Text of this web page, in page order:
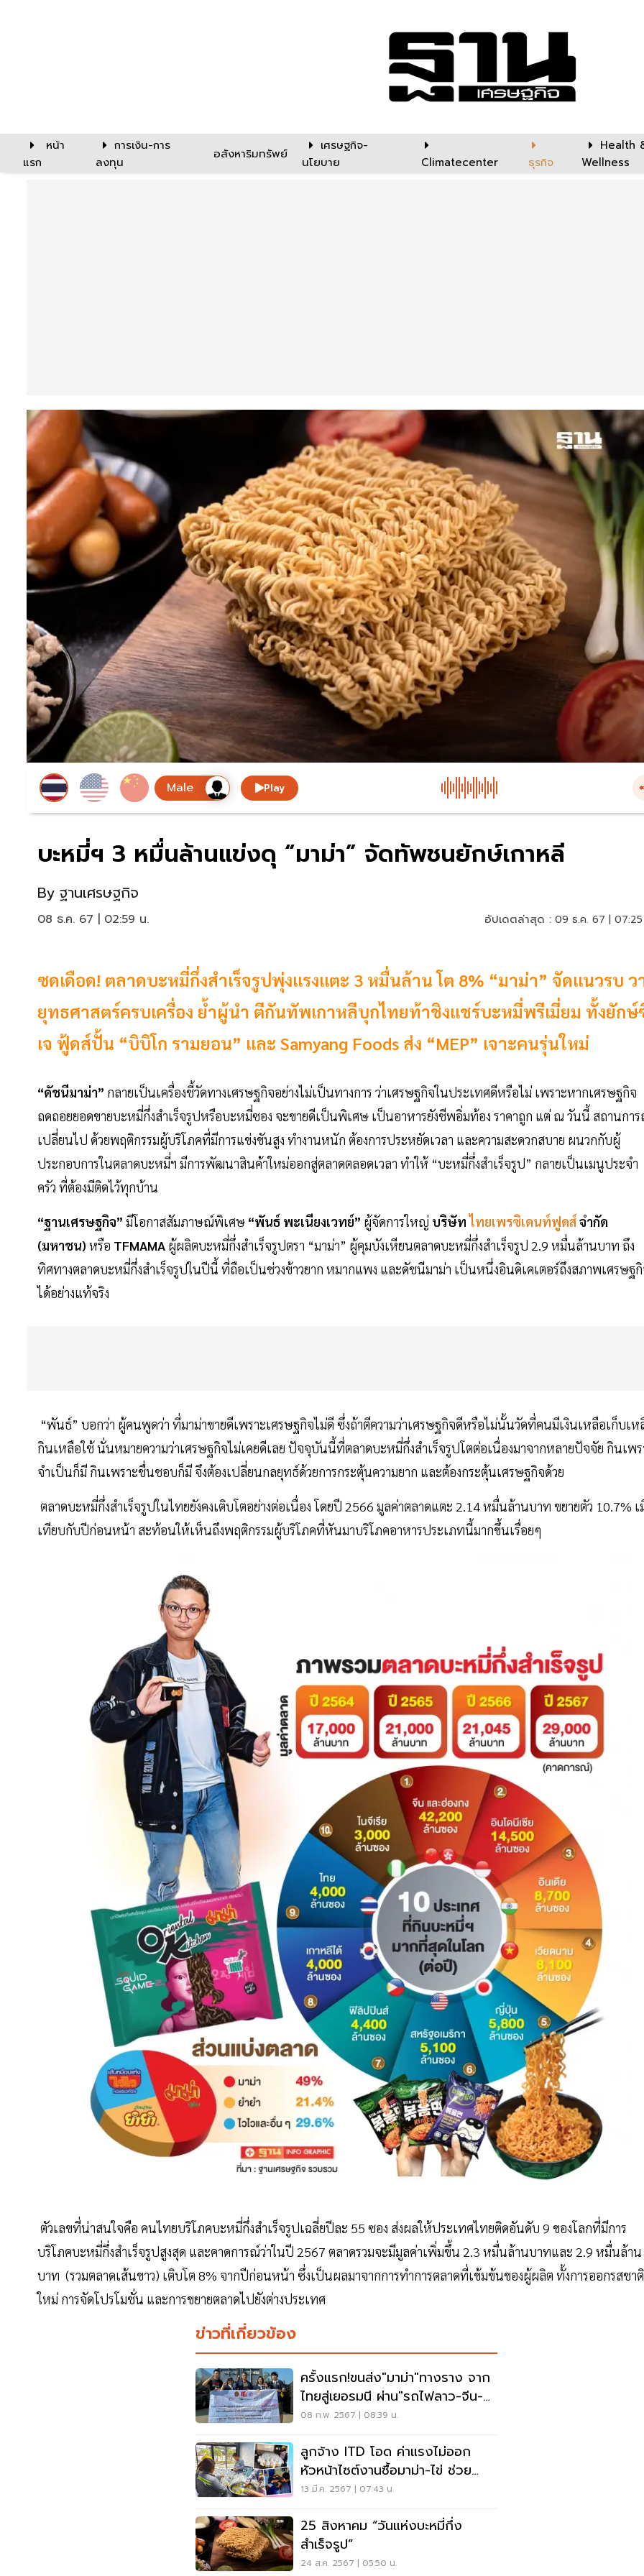
หน้า
แรก
การเงิน-การ
ลงทุน
อสังหาริมทรัพย์
เศรษฐกิจ-
นโยบาย
Climatecenter ธุรกิจ
Health
Wellness
Play
บะหมี่ฯ 3 หมื่นล้านแข่งดุ “มาม่า” จัดทัพชนยักษ์เกาหลี
By ฐานเศรษฐกิจ
08 ธ.ค. 67 | 02:59 น. อัปเดตล่าสุด : 09 ธ.ค. 67 |
ซดเดือด! ตลาดบะหมี่กึ่งสำเร็จรูปพุ่งแรงแตะ 3 หมื่นล้าน โต 8% “มาม่า” จัดแนวรบ ว
ยุทธศาสตร์ครบเครื่อง ย้ำผู้นำ ตีกันทัพเกาหลีบุกไทยท้าชิงแชร์บะหมี่พรีเมี่ยม ทั้งยักษ์
เจ ฟู้ดส์ปั้น “บิบิโก รามยอน” และ Samyang Foods ส่ง “MEP” เจาะคนรุ่นใหม่
“ดัชนีมาม่า” กลายเป็นเครื่องชี้วัดทางเศรษฐกิจอย่างไม่เป็นทางการ ว่าเศรษฐกิจในประเทศดีหรือไม่ เพราะหากเศรษฐกิจ
ถดถอยยอดขายบะหมี่กึ่งสำเร็จรูปหรือบะหมี่ซอง จะขายดีเป็นพิเศษ เป็นอาหารยังชีพอิ่มท้อง ราคาถูก แต่ ณ วันนี้ สถานกา
เปลี่ยนไป ด้วยพฤติกรรมผู้บริโภคที่มีการแข่งขันสูง ทำงานหนัก ต้องการประหยัดเวลา และความสะดวกสบาย ผนวกกับผู้
ประกอบการในตลาดบะหมี่ฯ มีการพัฒนาสินค้าใหม่ออกสู่ตลาดตลอดเวลา ทำให้ “บะหมี่กึ่งสำเร็จรูป” กลายเป็นเมนูประจำ
ครัว ที่ต้องมีติดไว้ทุกบ้าน
“ฐานเศรษฐกิจ” มีโอกาสสัมภาษณ์พิเศษ “พันธ์ พะเนียงเวทย์” ผู้จัดการใหญ่ บริษัทไทยเพรซิเดนท์ฟูดส์จำกัด
(มหาชน) หรือ TFMAMA ผู้ผลิตบะหมี่กึ่งสำเร็จรูปตรา “มาม่า” ผู้คุมบังเหียนตลาดบะหมี่กึ่งสำเร็จรูป 2.9 หมื่นล้านบาท ถึง
ทิศทางตลาดบะหมี่กึ่งสำเร็จรูปในปีนี้ ที่ถือเป็นช่วงข้าวยาก หมากแพง และดัชนีมาม่า เป็นหนึ่งอินดิเคเตอร์ถึงสภาพเศรษฐ
ได้อย่างแท้จริง
“พันธ์” บอกว่า ผู้คนพูดว่า ที่มาม่าขายดีเพราะเศรษฐกิจไม่ดี ซึ่งถ้าตีความว่าเศรษฐกิจดีหรือไม่นั้นวัดที่คนมีเงินเหลือเก็บเห
กินเหลือใช้ นั่นหมายความว่าเศรษฐกิจไม่เคยดีเลย ปัจจุบันนี้ที่ตลาดบะหมี่กึ่งสำเร็จรูปโตต่อเนื่องมาจากหลายปัจจัย กินเพร
จำเป็นก็มี กินเพราะชื่นชอบก็มี จึงต้องเปลี่ยนกลยุทธ์ด้วยการกระตุ้นความยาก และต้องกระตุ้นเศรษฐกิจด้วย
ตลาดบะหมี่กึ่งสำเร็จรูปในไทยยังคงเติบโตอย่างต่อเนื่อง โดยปี 2566 มูลค่าตลาดแตะ 2.14 หมื่นล้านบาท ขยายตัว 10.7% เ
เทียบกับปีก่อนหน้า สะท้อนให้เห็นถึงพฤติกรรมผู้บริโภคที่หันมาบริโภคอาหารประเภทนี้มากขึ้นเรื่อยๆ
ตัวเลขที่น่าสนใจคือ คนไทยบริโภคบะหมี่กึ่งสำเร็จรูปเฉลี่ยปีละ 55 ซอง ส่งผลให้ประเทศไทยติดอันดับ 9 ของโลกที่มีการ
บริโภคบะหมี่กึ่งสำเร็จรูปสูงสุด และคาดการณ์ว่าในปี 2567 ตลาดรวมจะมีมูลค่าเพิ่มขึ้น 2.3 หมื่นล้านบาทและ 2.9 หมื่นล้าน
บาท (รวมตลาดเส้นขาว) เติบโต 8% จากปีก่อนหน้า ซึ่งเป็นผลมาจากการทำการตลาดที่เข้มข้นของผู้ผลิต ทั้งการออกรสชาติ
ใหม่ การจัดโปรโมชั่น และการขยายตลาดไปยังต่างประเทศ
ข่าวที่เกี่ยวข้อง
ครั้งแรก!ขนส่ง"มาม่า"ทางราง จาก
ไทยสู่เยอรมนี ผ่าน"รถไฟลาว-จีน-
ยุโรป"
08 ก.พ. 2567 | 08:39 น.
ลูกจ้าง ITD โอด ค่าแรงไม่ออก
หัวหน้าไซต์งานซื้อมาม่า-ไข่ ช่วย
ประทังชีวิต
13 มี.ค. 2567 | 07:43 น.
25 สิงหาคม “วันแห่งบะหมี่กึ่ง
สำเร็จรูป”
24 ส.ค. 2567 | 05:50 น.